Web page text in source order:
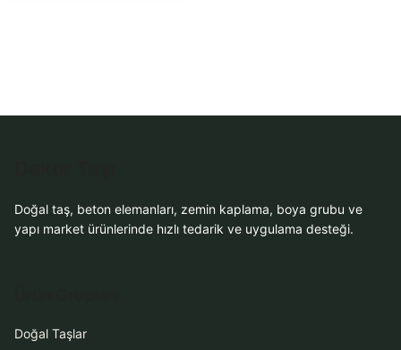
Doğal taş, beton elemanları, zemin kaplama, boya grubu ve
yapı market ürünlerinde hızlı tedarik ve uygulama desteği.
Doğal Taşlar